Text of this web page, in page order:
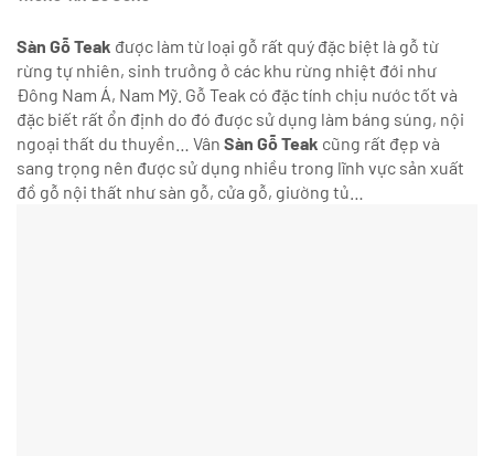
Sàn Gỗ Teak được làm từ loại gỗ rất quý đặc biệt là gỗ từ
rừng tự nhiên, sinh trưởng ở các khu rừng nhiệt đới như
Đông Nam Á, Nam Mỹ. Gỗ Teak có đặc tính chịu nước tốt và
đặc biết rất ổn định do đó được sử dụng làm báng súng, nội
ngoại thất du thuyền… Vân Sàn Gỗ Teak cũng rất đẹp và
sang trọng nên được sử dụng nhiều trong lĩnh vực sản xuất
đồ gỗ nội thất như sàn gỗ, cửa gỗ, giường tủ…